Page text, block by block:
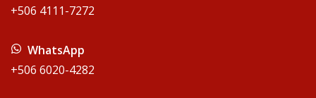
+506 4111-7272
WhatsApp
+506 6020-4282